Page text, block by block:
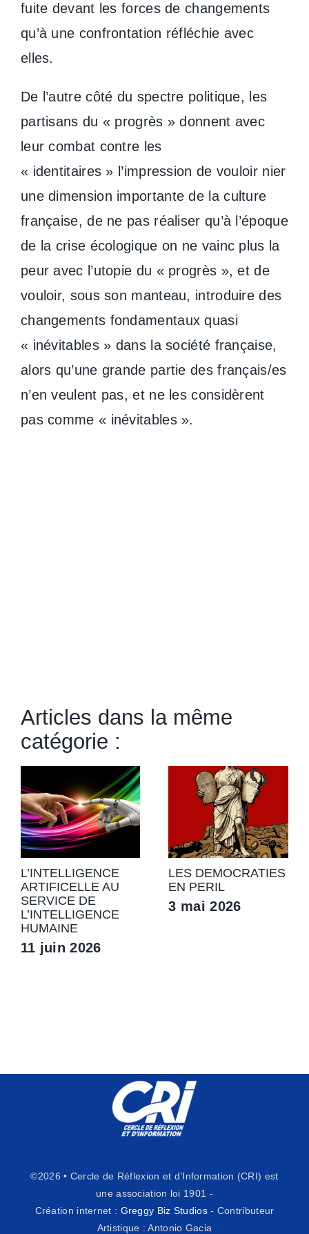
fuite devant les forces de changements
qu’à une confrontation réfléchie avec
elles.
De l’autre côté du spectre politique, les
partisans du « progrès » donnent avec
leur combat contre les
« identitaires » l’impression de vouloir nier
une dimension importante de la culture
française, de ne pas réaliser qu’à l’époque
de la crise écologique on ne vainc plus la
peur avec l’utopie du « progrès », et de
vouloir, sous son manteau, introduire des
changements fondamentaux quasi
« inévitables » dans la société française,
alors qu’une grande partie des français/es
n’en veulent pas, et ne les considèrent
pas comme « inévitables ».
Articles dans la même
catégorie :
L’INTELLIGENCE
ARTIFICELLE AU
SERVICE DE
L’INTELLIGENCE
HUMAINE
11 juin 2026
LES DEMOCRATIES
EN PERIL
3 mai 2026
©2026 • Cercle de Réflexion et d’Information (CRI) est
une association loi 1901 -
Création internet : Greggy Biz Studios- Contributeur
Artistique : Antonio Gacia